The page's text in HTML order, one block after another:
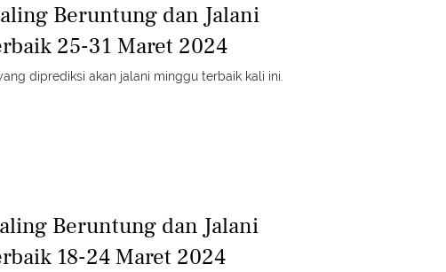
Beruntung dan Jalani
25-31 Maret 2024
diprediksi akan jalani minggu terbaik kali ini.
Beruntung dan Jalani
18-24 Maret 2024